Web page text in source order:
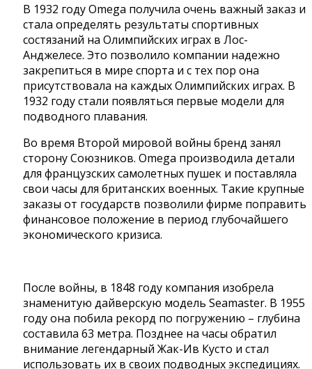
В 1932 году Omega получила очень важный заказ и
стала определять результаты спортивных
состязаний на Олимпийских играх в Лос-
Анджелесе. Это позволило компании надежно
закрепиться в мире спорта и с тех пор она
присутствовала на каждых Олимпийских играх. В
1932 году стали появляться первые модели для
подводного плавания.
Во время Второй мировой войны бренд занял
сторону Союзников. Omega производила детали
для французских самолетных пушек и поставляла
свои часы для британских военных. Такие крупные
заказы от государств позволили фирме поправить
финансовое положение в период глубочайшего
экономического кризиса.
После войны, в 1848 году компания изобрела
знаменитую дайверскую модель Seamaster. В 1955
году она побила рекорд по погружению – глубина
составила 63 метра. Позднее на часы обратил
внимание легендарный Жак-Ив Кусто и стал
использовать их в своих подводных экспедициях.